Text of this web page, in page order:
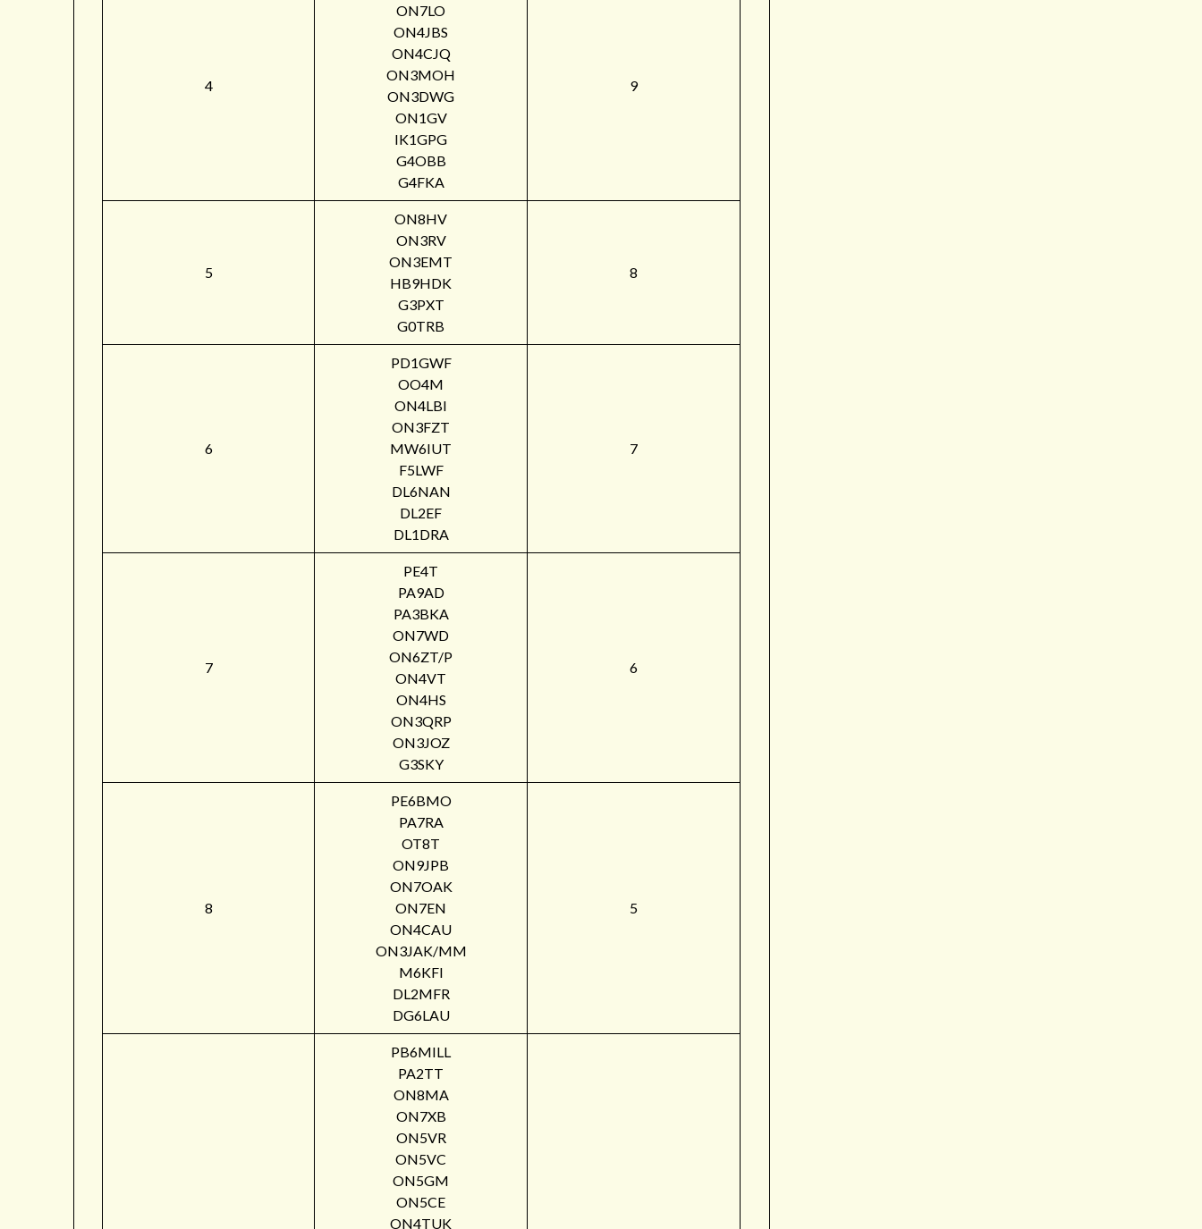
4
ON7LO
ON4JBS
ON4CJQ
ON3MOH
ON3DWG
ON1GV
IK1GPG
G4OBB
G4FKA
9
5
ON8HV
ON3RV
ON3EMT
HB9HDK
G3PXT
G0TRB
8
6
PD1GWF
OO4M
ON4LBI
ON3FZT
MW6IUT
F5LWF
DL6NAN
DL2EF
DL1DRA
7
7
PE4T
PA9AD
PA3BKA
ON7WD
ON6ZT/P
ON4VT
ON4HS
ON3QRP
ON3JOZ
G3SKY
6
8
PE6BMO
PA7RA
OT8T
ON9JPB
ON7OAK
ON7EN
ON4CAU
ON3JAK/MM
M6KFI
DL2MFR
DG6LAU
5
PB6MILL
PA2TT
ON8MA
ON7XB
ON5VR
ON5VC
ON5GM
ON5CE
ON4TUK